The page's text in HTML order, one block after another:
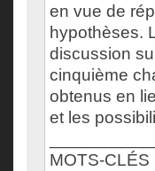
en vue de
hypothèses.
discussion
cinquième
obtenus en
et les
MOTS-CLÉS